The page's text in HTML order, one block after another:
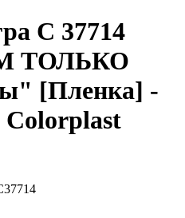
С 37714
ТОЛЬКО
[Пленка] -
Colorplast